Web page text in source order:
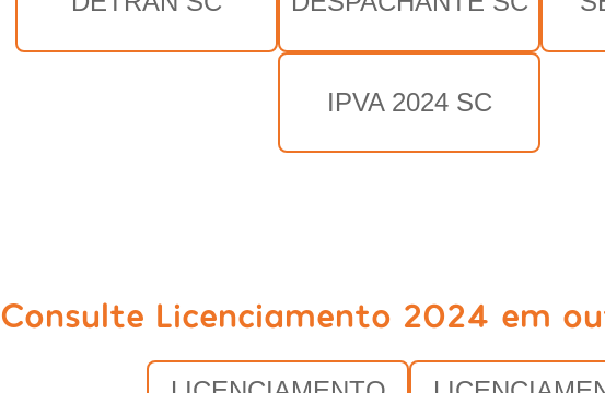
IPVA 2024 SC
Consulte Licenciamento 2024 em